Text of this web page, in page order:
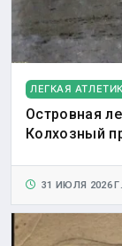
ЛЕГКАЯ
Островная
Колхозный
31 ИЮЛЯ 2026 Г.